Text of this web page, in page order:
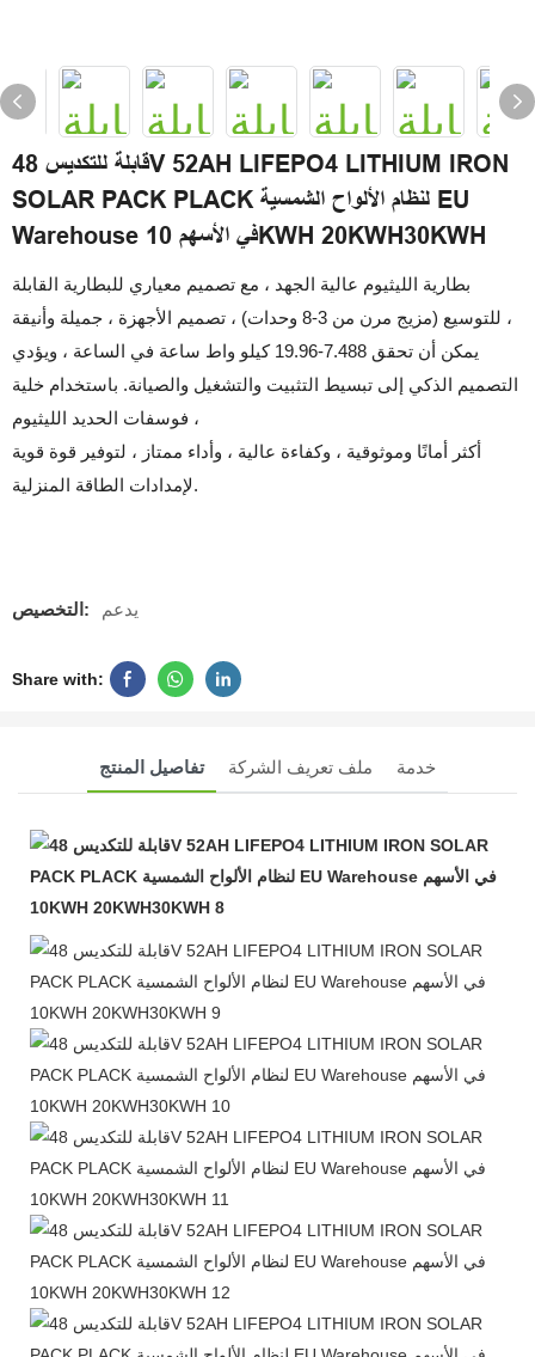
قابلة للتكديس 48V 52AH LIFEPO4 LITHIUM IRON
SOLAR PACK PLACK لنظام الألواح الشمسية EU
Warehouse في الأسهم 10KWH 20KWH30KWH
بطارية الليثيوم عالية الجهد ، مع تصميم معياري للبطارية القابلة
للتوسيع (مزيج مرن من 3-8 وحدات) ، تصميم الأجهزة ، جميلة وأنيقة ،
يمكن أن تحقق 7.488-19.96 كيلو واط ساعة في الساعة ، ويؤدي
التصميم الذكي إلى تبسيط التثبيت والتشغيل والصيانة. باستخدام خلية
فوسفات الحديد الليثيوم ،
أكثر أمانًا وموثوقية ، وكفاءة عالية ، وأداء ممتاز ، لتوفير قوة قوية
لإمدادات الطاقة المنزلية.
التخصيص: يدعم
Share with:
تفاصيل المنتج ملف تعريف الشركة خدمة